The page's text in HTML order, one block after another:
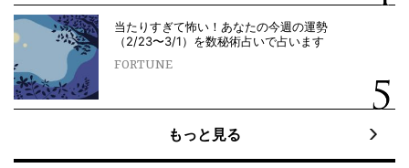
当たりすぎて怖い！あなたの今週の運勢
（2/23〜3/1）を数秘術占いで占います
FORTUNE
もっと見る